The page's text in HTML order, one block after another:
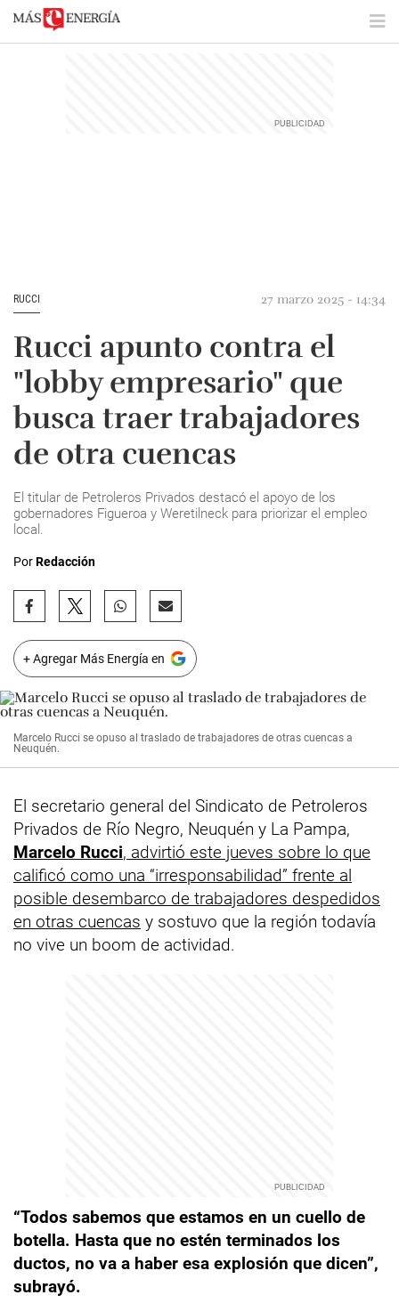
RUCCI 27 marzo 2025 - 14:34
Rucci apunto contra el
"lobby empresario" que
busca traer trabajadores
de otra cuencas
El titular de Petroleros Privados destacó el apoyo de los
gobernadores Figueroa y Weretilneck para priorizar el empleo
local.
PorRedacción
+ Agregar Más Energía en
Marcelo Rucci se opuso al traslado de trabajadores de otras cuencas a
Neuquén.
El secretario general del Sindicato de Petroleros
Privados de Río Negro, Neuquén y La Pampa,
Marcelo Rucci, advirtió este jueves sobre lo que
calificó como una “irresponsabilidad” frente al
posible desembarco de trabajadores despedidos
en otras cuencas y sostuvo que la región todavía
no vive un boom de actividad.
“Todos sabemos que estamos en un cuello de
botella. Hasta que no estén terminados los
ductos, no va a haber esa explosión que dicen”,
subrayó.